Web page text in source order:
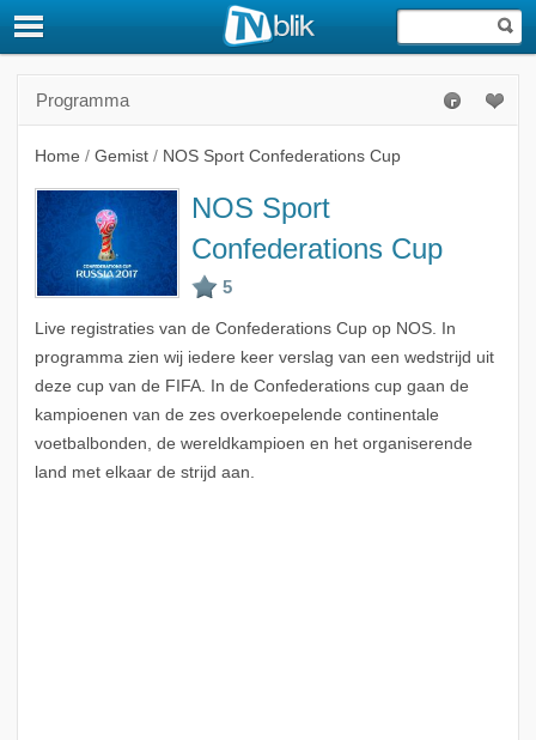
Programma
Home / Gemist / NOS Sport Confederations Cup
NOS Sport
Confederations Cup
Live registraties van de Confederations Cup op NOS. In
programma zien wij iedere keer verslag van een wedstrijd uit
deze cup van de FIFA. In de Confederations cup gaan de
kampioenen van de zes overkoepelende continentale
voetbalbonden, de wereldkampioen en het organiserende
land met elkaar de strijd aan.